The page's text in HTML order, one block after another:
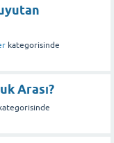
kategorisinde
Arası?
kategorisinde